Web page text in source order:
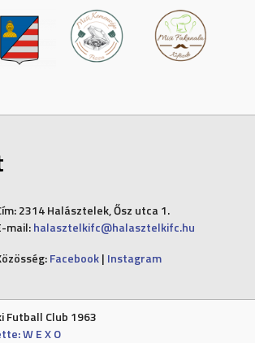
2314 Halásztelek, Ősz utca 1.
mail: halasztelkifc@halasztelkifc.hu
Facebook| Instagram
Futball Club 1963
W E X O